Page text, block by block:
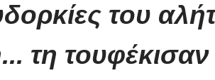
του
τη